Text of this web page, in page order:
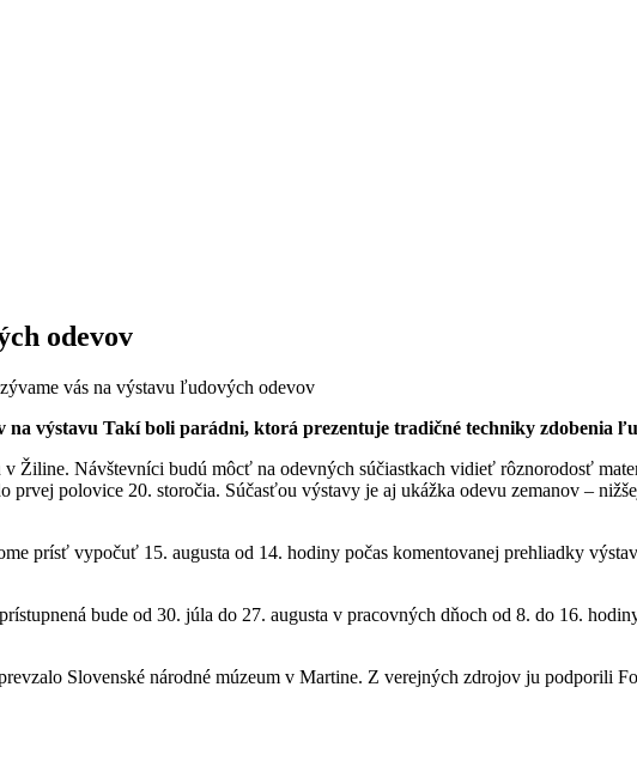
odevov
vás na výstavu ľudových odevov
výstavu Takí boli parádni, ktorá prezentuje tradičné techniky zdobenia
Žiline. Návštevníci budú môcť na odevných súčiastkach vidieť rôznorodosť
polovice 20. storočia. Súčasťou výstavy je aj ukážka odevu zemanov –
prísť vypočuť 15. augusta od 14. hodiny počas komentovanej prehliadky
bude od 30. júla do 27. augusta v pracovných dňoch od 8. do 16.
Slovenské národné múzeum v Martine. Z verejných zdrojov ju podporili